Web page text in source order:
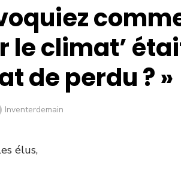
climat’
de perdu ? »
Author
Inventerdemain
élus,